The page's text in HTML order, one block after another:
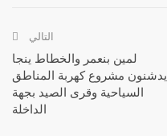
التالي
لمين بنعمر والخطاط ينجا
يدشنون مشروع كهربة المناطق
السياحية وقرى الصيد بجهة
الداخلة